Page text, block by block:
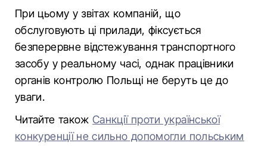
При цьому у звітах компаній, що
обслуговують ці прилади, фіксується
безперервне відстежування транспортного
засобу у реальному часі, однак працівники
органів контролю Польщі не беруть це до
уваги.
Читайте такожСанкції проти української
конкуренції не сильно допомогли польським